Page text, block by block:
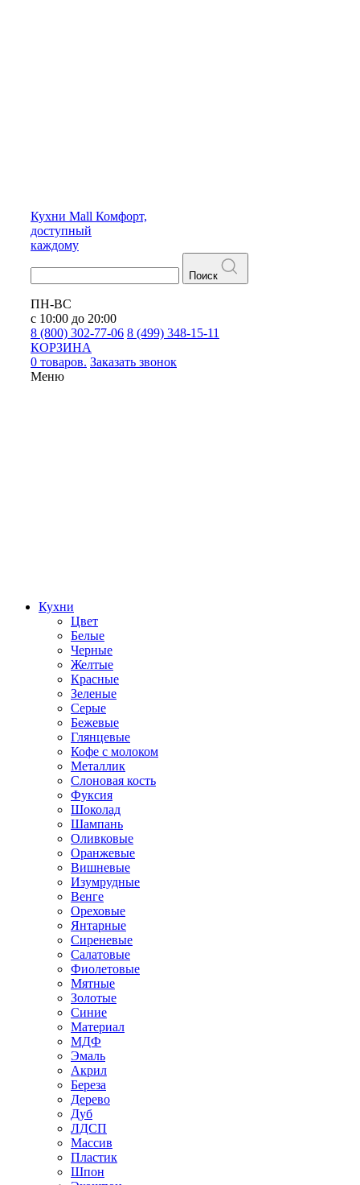
Кухни Mall Комфорт,
доступный
каждому
Поиск
ПН-ВС
с 10:00 до 20:00
8 (800) 302-77-06 8 (499) 348-15-11
КОРЗИНА
0 товаров. Заказать звонок
Меню
Кухни
Цвет
Белые
Черные
Желтые
Красные
Зеленые
Серые
Бежевые
Глянцевые
Кофе с молоком
Металлик
Слоновая кость
Фуксия
Шоколад
Шампань
Оливковые
Оранжевые
Вишневые
Изумрудные
Венге
Ореховые
Янтарные
Сиреневые
Салатовые
Фиолетовые
Мятные
Золотые
Синие
Материал
МДФ
Эмаль
Акрил
Береза
Дерево
Дуб
ЛДСП
Массив
Пластик
Шпон